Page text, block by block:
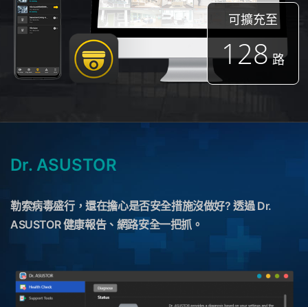
可擴充至
128 路
Dr. ASUSTOR
勒索病毒盛行，還在擔心是否安全措施沒做好? 透過 Dr.
ASUSTOR 健康報告、網路安全一把抓。